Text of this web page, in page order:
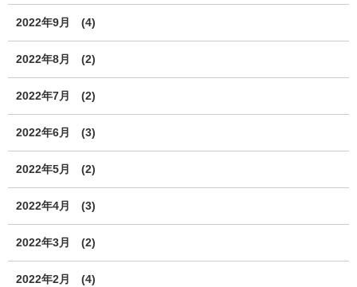
2022年9月 (4)
2022年8月 (2)
2022年7月 (2)
2022年6月 (3)
2022年5月 (2)
2022年4月 (3)
2022年3月 (2)
2022年2月 (4)